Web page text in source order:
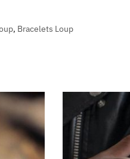
, Bracelets Loup